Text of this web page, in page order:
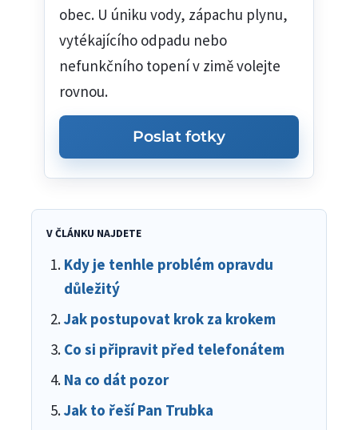
obec. U úniku vody, zápachu plynu,
vytékajícího odpadu nebo
nefunkčního topení v zimě volejte
rovnou.
Poslat fotky
V ČLÁNKU NAJDETE
Kdy je tenhle problém opravdu
důležitý
Jak postupovat krok za krokem
Co si připravit před telefonátem
Na co dát pozor
Jak to řeší Pan Trubka